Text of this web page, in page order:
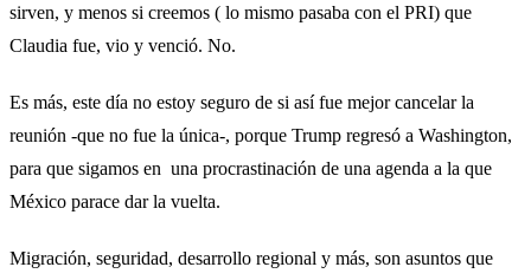
sirven, y menos si creemos ( lo mismo pasaba con el PRI) que
Claudia fue, vio y venció. No.
Es más, este día no estoy seguro de si así fue mejor cancelar la
reunión -que no fue la única-, porque Trump regresó a Washington,
para que sigamos en una procrastinación de una agenda a la que
México parace dar la vuelta.
Migración, seguridad, desarrollo regional y más, son asuntos que